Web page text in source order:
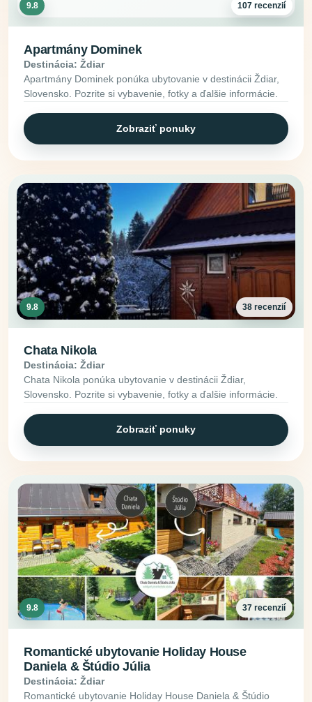
9.8 107 recenzií
Apartmány Dominek
Destinácia: Ždiar
Apartmány Dominek ponúka ubytovanie v destinácii Ždiar,
Slovensko. Pozrite si vybavenie, fotky a ďalšie informácie.
Zobraziť ponuky
9.8 38 recenzií
Chata Nikola
Destinácia: Ždiar
Chata Nikola ponúka ubytovanie v destinácii Ždiar,
Slovensko. Pozrite si vybavenie, fotky a ďalšie informácie.
Zobraziť ponuky
9.8 37 recenzií
Romantické ubytovanie Holiday House
Daniela & Štúdio Júlia
Destinácia: Ždiar
Romantické ubytovanie Holiday House Daniela & Štúdio